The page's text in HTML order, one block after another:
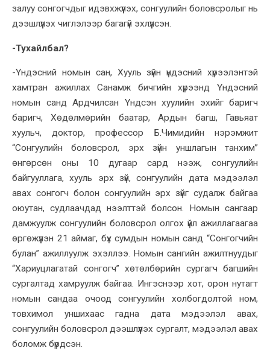
залуу сонгогчдыг идэвхжүүлэх, сонгуулийн боловсролыг нь
дээшлүүлэх чиглэлээр багагүй эхлүүлсэн.
-Тухайлбал?
-Үндэсний номын сан, Хууль зүйн үндэсний хүрээлэнтэй
хамтран ажиллах Санамж бичгийн хүрээнд Үндэсний
номын санд Ардчилсан Үндсэн хуулийн эхийг баригч
баригч, Хөдөлмөрийн баатар, Ардын багш, Гавьяат
хуульч, доктор, профессор Б.Чимидийн нэрэмжит
“Сонгуулийн боловсрол, эрх зүйн уншлагын танхим”
өнгөрсөн оны 10 дугаар сард нээж, сонгуулийн
байгууллага, хууль эрх зүй, сонгуулийн дата мэдээлэл
авах сонгогч болон сонгуулийн эрх зүйг судалж байгаа
оюутан, судлаачдад нээлттэй болсон. Номын сангаар
дамжуулж сонгуулийн боловсрол олгох үйл ажиллагаагаа
өргөжүүлэн 21 аймаг, бүх сумдын номын санд “Сонгогчийн
булан” ажиллуулж эхэллээ. Номын сангийн ажилтнуудыг
“Хариуцлагатай сонгогч” хөтөлбөрийн сургагч багшийн
сургалтад хамруулж байгаа. Ингэснээр хот, орон нутагт
номын сандаа очоод сонгуулийн холбогдолтой ном,
товхимол уншихаас гадна дата мэдээлэл авах,
сонгуулийн боловсрол дээшлүүлэх сургалт, мэдээлэл авах
боломж бүрдсэн.